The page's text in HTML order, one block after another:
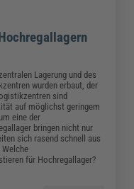
Lagerung und des
wurden erbaut, der
sind
auf möglichst geringem
eine der
bringen nicht nur
sich rasend schnell aus
für Hochregallager?